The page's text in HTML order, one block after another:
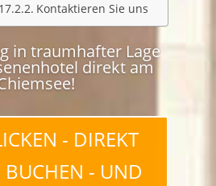
Kontaktieren Sie uns
in traumhafter Lage
direkt am
- DIREKT
BUCHEN - UND